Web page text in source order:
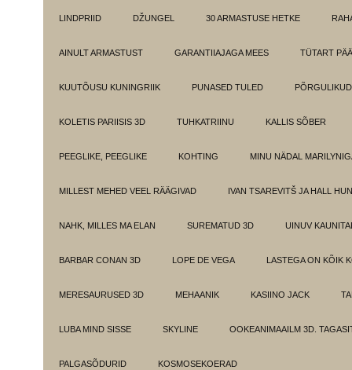
LINDPRIID DŽUNGEL 30 ARMASTUSE HETKE
AINULT ARMASTUST GARANTIIAJAGA MEES TÜTART
KUUTÕUSU KUNINGRIIK PUNASED TULED
KOLETIS PARIISIS 3D TUHKATRIINU KALLIS SÕBER
PEEGLIKE, PEEGLIKE KOHTING MINU NÄDAL
MILLEST MEHED VEEL RÄÄGIVAD IVAN TSAREVITŠ JA HALL
NAHK, MILLES MA ELAN SUREMATUD 3D UINUV
BARBAR CONAN 3D LOPE DE VEGA LASTEGA ON KÕIK
MERESAURUSED 3D MEHAANIK KASIINO JACK
LUBA MIND SISSE SKYLINE OOKEANIMAAILM 3D.
PALGASÕDURID KOSMOSEKOERAD